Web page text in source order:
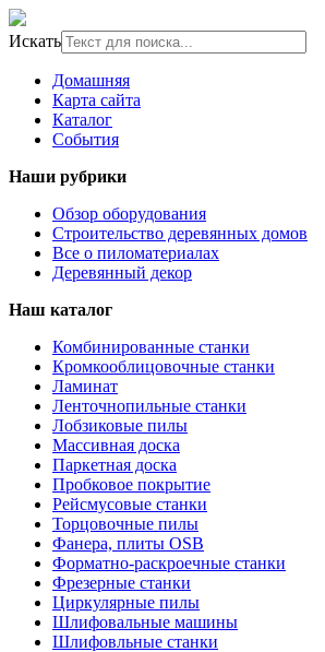
Искать
Домашняя
Карта сайта
Каталог
События
Наши рубрики
Обзор оборудования
Строительство деревянных домов
Все о пиломатериалах
Деревянный декор
Наш каталог
Комбинированные станки
Кромкооблицовочные станки
Ламинат
Ленточнопильные станки
Лобзиковые пилы
Массивная доска
Паркетная доска
Пробковое покрытие
Рейсмусовые станки
Торцовочные пилы
Фанера, плиты OSB
Форматно-раскроечные станки
Фрезерные станки
Циркулярные пилы
Шлифовальные машины
Шлифовльные станки